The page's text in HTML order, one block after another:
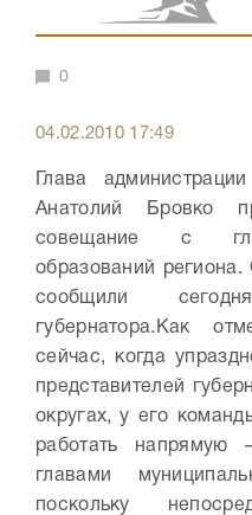
0
04.02.2010 17:49
Глава
Анатолий Бровко
совещание с
образований
сообщили
губернатора. Как
сейчас, когда
представителей
округах, у его
работать
главами
поскольку